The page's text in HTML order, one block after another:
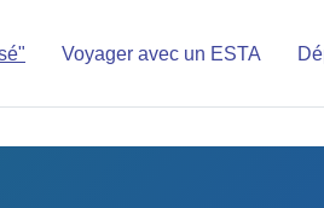
Voyager avec un ESTA